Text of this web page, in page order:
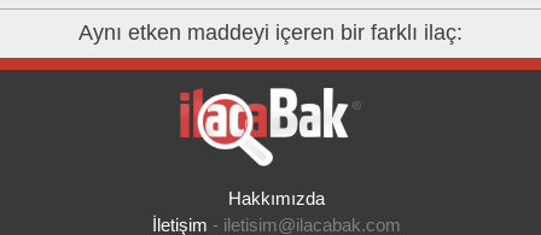
Aynı etken maddeyi içeren bir farklı ilaç:
Hakkımızda
İletişim - iletisim@ilacabak.com